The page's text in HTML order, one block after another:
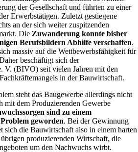
der Gesellschaft und führten zu einer
Erwerbstätigen. Zuletzt gestiegene
an der sich weiter zuspitzenden
Die Zuwanderung konnte bisher
Berufsbildern Abhilfe verschaffen.
massiv auf die Wettbewerbsfähigkeit für
beschäftigt sich der
V. (BIVO) seit vielen Jahren mit den
in der Bauwirtschaft.
steht das Baugewerbe allerdings nicht
mit dem Produzierenden Gewerbe
sind zu einem
geworden. Bei der Gewinnung
sich die Bauwirtschaft also in einem harten
produzierenden Wirtschaft, die
um den Nachwuchs wirbt.